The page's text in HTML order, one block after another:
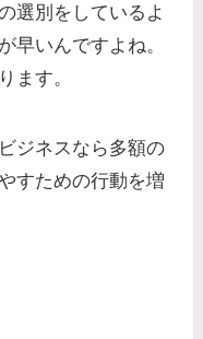
選別をしているよ
早いんですよね。
ます。
ジネスなら多額の
すための行動を増